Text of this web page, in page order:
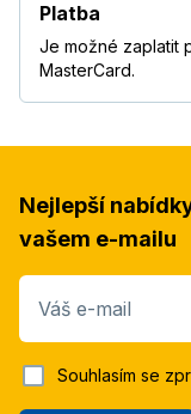
Platba
Je možné zaplatit
MasterCard.
Nejlepší
vašem e-mailu
Váš e-mail
Souhlasím se